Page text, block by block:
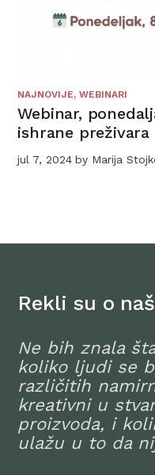
NAJNOVIJE,WEBINARI
Webinar,
ishrane preživara
jul 7, 2024 by Marija
Rekli su o
Ne bih znala
koliko ljudi se
različitih
kreativni u
proizvoda, i
ulažu u to da